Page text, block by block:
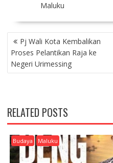
Maluku
P
O
S
T
V
I
G
A
T
Pj Wali Kota Kembalikan
Proses Pelantikan Raja ke
Negeri Urimessing
RELATED POSTS
Budaya Maluku